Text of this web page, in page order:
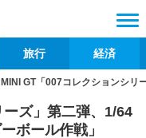
旅行 経済
MINI GT「007コレクションシリ
ズ」第二弾、1/64
ボール作戦」